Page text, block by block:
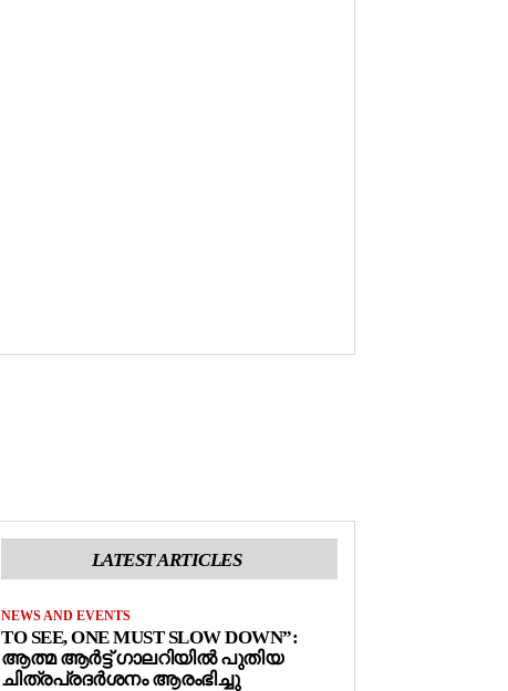
LATEST ARTICLES
NEWS AND EVENTS
TO SEE, ONE MUST SLOW DOWN”:
ആത്മ ആർട്ട് ഗാലറിയിൽ പുതിയ
ചിത്രപ്രദർശനം ആരംഭിച്ചു